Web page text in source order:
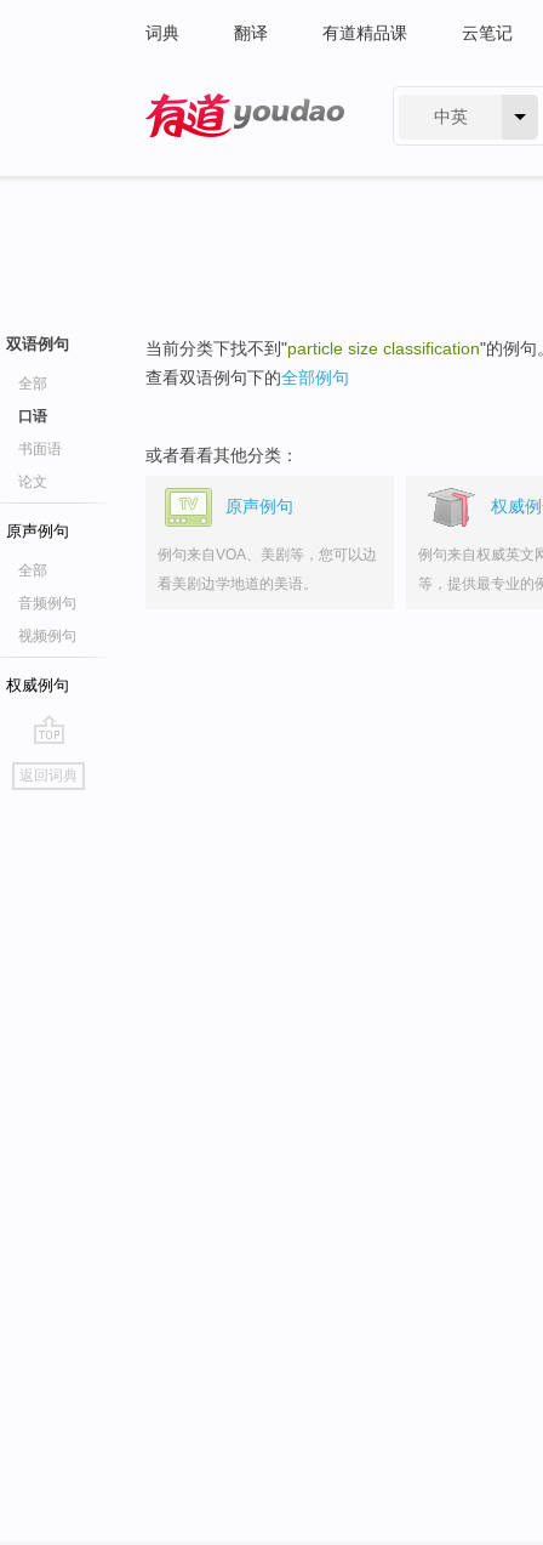
词典 翻译 有道精品课 云笔记
中英
双语例句
全部
口语
书面语
论文
原声例句
全部
音频例句
视频例句
权威例句
go
top
返回词典
当前分类下找不到"particle size classification"的例句
查看双语例句下的全部例句
或者看看其他分类：
原声例句
例句来自VOA、美剧等，您可以边
看美剧边学地道的美语。
权威
例句来自权威英文
等，提供最专业的